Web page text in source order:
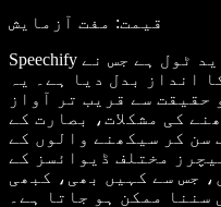
قیمت: مفت آزمایش
Speechify ٹول ہے جس نے
انداز بدل دیا ہے۔ یہ
حقیقت سے قریب تر آواز
کی مشکلات، بصارت کے
سن کر سیکھنے والوں کے
مختلف ڈیوائسز کے
جس سے کہیں بھی، کبھی
سننا ممکن ہو جاتا ہے۔